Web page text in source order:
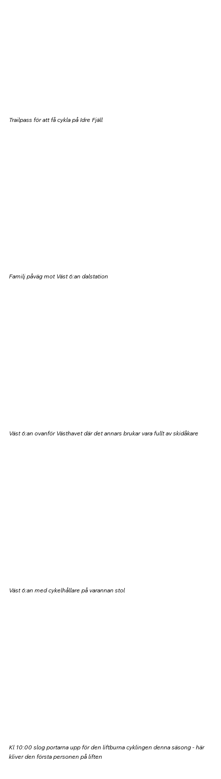
Trailpass för att få cykla på Idre Fjäll
Familj påväg mot Väst 6:an dalstation
Väst 6:an ovanför Västhavet där det annars brukar vara fullt av skidåkare
Väst 6:an med cykelhållare på varannan stol
Kl 10:00 slog portarna upp för den liftburna cyklingen denna säsong - här
kliver den första personen på liften